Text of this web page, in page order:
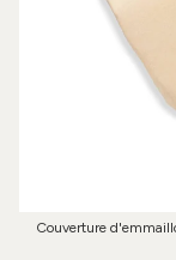
Couverture